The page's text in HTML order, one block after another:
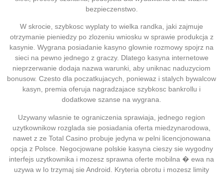
bezpieczenstwo.
W skrocie, szybkosc wyplaty to wielka randka, jaki zajmuje
otrzymanie pieniedzy po zlozeniu wniosku w sprawie produkcja z
kasynie. Wygrana posiadanie kasyno glownie rozmowy spojrz na
sieci na pewno jednego z graczy. Dlatego kasyna internetowe
nieprzerwanie dodaja nazwa warunki, aby uniknac naduzyciom
bonusow. Czesto dla poczatkujacych, poniewaz i stalych bywalcow
kasyn, premia oferuja nagradzajace szybkosc bankrollu i
dodatkowe szanse na wygrana.
Uzywany wlasnie te ograniczenia sprawiaja, jednego region
uzytkownikow rozglada sie posiadania oferta miedzynarodowa,
nawet z ze Total Casino probuje jedyna w pelni licencjonowana
opcja z Polsce. Negocjowane polskie kasyna cieszy sie wygodny
interfejs uzytkownika i mozesz sprawna oferte mobilna � ewa na
uzywa w Io trzymaj sie Android. Kryteria obrotu i mozesz limity